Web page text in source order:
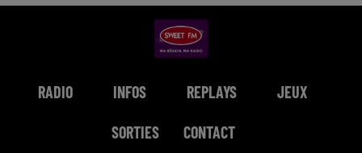
RADIO INFOS REPLAYS JEUX
SORTIES CONTACT